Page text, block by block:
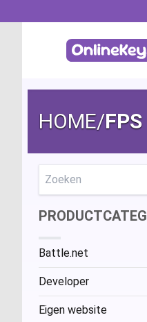
HOME/FPS
Battle.net
Developer
Project Three
Eigen website